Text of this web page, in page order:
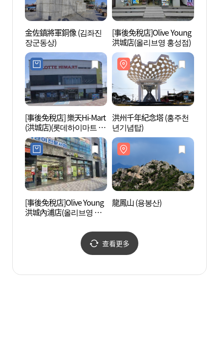
金佐鎮將軍銅像 (김좌진
장군동상)
[事後免稅店]Olive Young
洪城店(올리브영 홍성점)
[事後免稅店] 樂天Hi-Mart
(洪城店)(롯데하이마트 홍
성점)
洪州千年紀念塔 (홍주천
년기념탑)
[事後免稅店]Olive Young
洪城內浦店(올리브영 홍
龍鳳山 (용봉산)
查看更多